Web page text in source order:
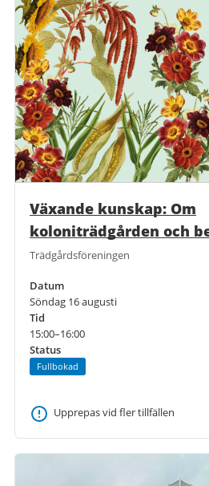
Växande kunskap: Om
koloniträdgården och
Trädgårdsföreningen
Datum
Söndag 16 augusti
Tid
15:00–16:00
Status
Fullbokad
Upprepas vid fler tillfällen